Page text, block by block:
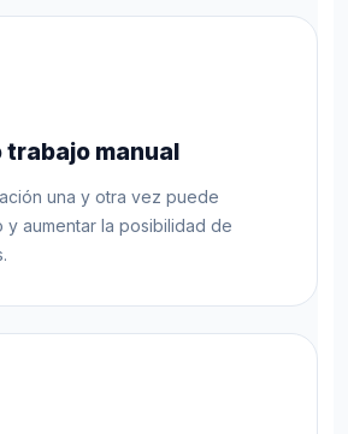
trabajo manual
una y otra vez puede
y aumentar la posibilidad de